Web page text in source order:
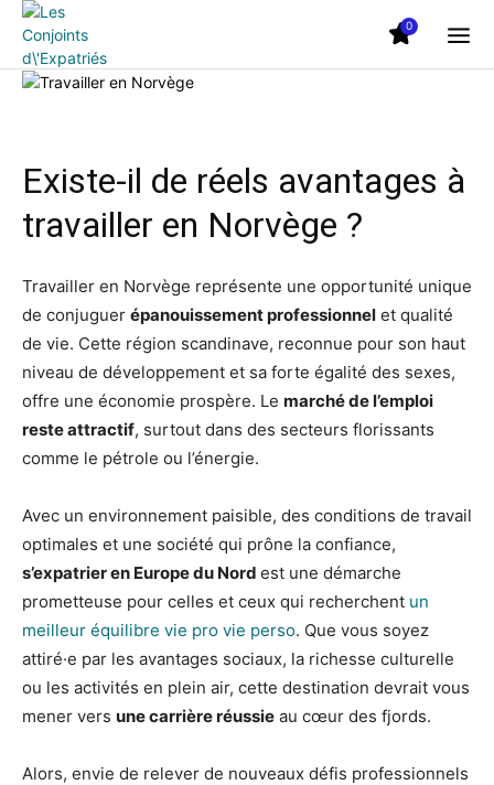
0
Existe-il de réels avantages à
travailler en Norvège ?
Travailler en Norvège représente une opportunité unique
de conjuguer épanouissement professionnel et qualité
de vie. Cette région scandinave, reconnue pour son haut
niveau de développement et sa forte égalité des sexes,
offre une économie prospère. Le marché de l’emploi
reste attractif, surtout dans des secteurs florissants
comme le pétrole ou l’énergie.
Avec un environnement paisible, des conditions de travail
optimales et une société qui prône la confiance,
s’expatrier en Europe du Nord est une démarche
prometteuse pour celles et ceux qui recherchent un
meilleur équilibre vie pro vie perso. Que vous soyez
attiré·e par les avantages sociaux, la richesse culturelle
ou les activités en plein air, cette destination devrait vous
mener vers une carrière réussie au cœur des fjords.
Alors, envie de relever de nouveaux défis professionnels